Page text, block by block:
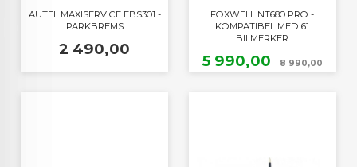
AUTEL MAXISERVICE EBS301 -
PARKBREMS
Pris
2 490,00
FOXWELL NT680 PRO -
KOMPATIBEL MED 61
BILMERKER
Tilbud
5 990,00 8 990,00